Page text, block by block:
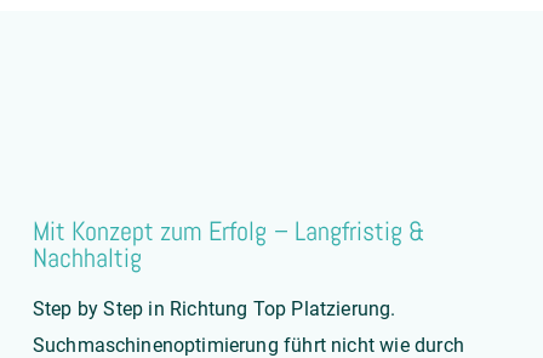
Mit Konzept zum Erfolg – Langfristig &
Nachhaltig
Step by Step in Richtung Top Platzierung.
Suchmaschinenoptimierung führt nicht wie durch